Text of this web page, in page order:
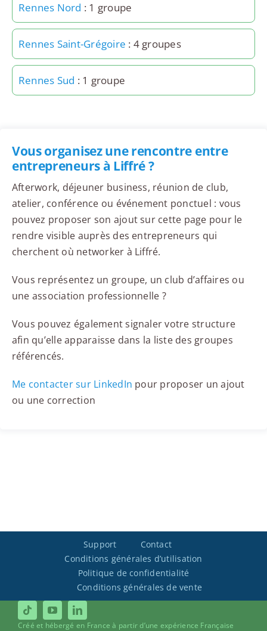
Rennes Nord : 1 groupe
Rennes Saint-Grégoire : 4 groupes
Rennes Sud : 1 groupe
Vous organisez une rencontre entre
entrepreneurs à Liffré ?
Afterwork, déjeuner business, réunion de club,
atelier, conférence ou événement ponctuel : vous
pouvez proposer son ajout sur cette page pour le
rendre visible auprès des entrepreneurs qui
cherchent où networker à Liffré.
Vous représentez un groupe, un club d’affaires ou
une association professionnelle ?
Vous pouvez également signaler votre structure
afin qu’elle apparaisse dans la liste des groupes
référencés.
Me contacter sur LinkedIn pour proposer un ajout
ou une correction
Support
Contact
Conditions générales d’utilisation
Politique de confidentialité
Conditions générales de vente
Créé et hébergé en France à partir d’une expérience Française